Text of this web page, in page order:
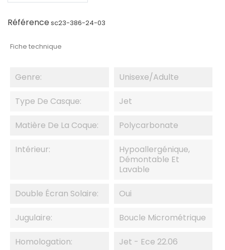
Référencesc23-386-24-03
Fiche technique
Genre: Unisexe/adulte
Type De Casque: Jet
Matière De La Coque: Polycarbonate
Intérieur:
Hypoallergénique,
Démontable Et
Lavable
Double Écran Solaire: Oui
Jugulaire: Boucle Micrométrique
Homologation: Jet - Ece 22.06